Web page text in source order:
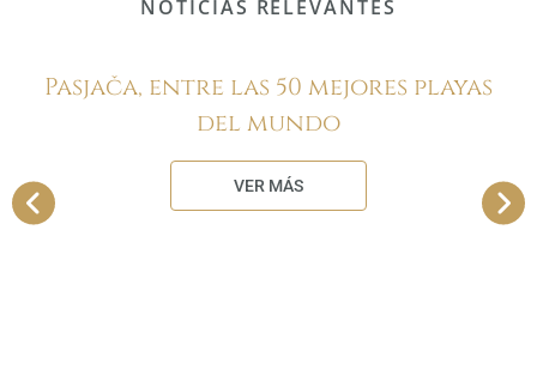
NOTICIAS RELEVANTES
Pasjača, entre las 50 mejores playas
del mundo
VER MÁS